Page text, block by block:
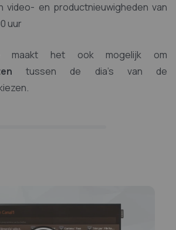
video- en productnieuwigheden van
uur
maakt het ook mogelijk om
tussen de dia's van de